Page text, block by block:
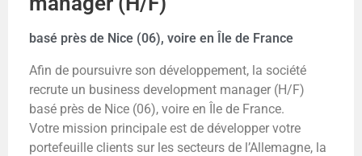
basé près de Nice (06), voire en Île de France
Afin de poursuivre son développement, la société
recrute un business development manager (H/F)
basé près de Nice (06), voire en Île de France.
Votre mission principale est de développer votre
portefeuille clients sur les secteurs de l’Allemagne, la